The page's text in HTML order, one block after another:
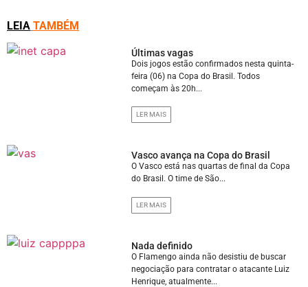
LEIA TAMBÉM
Últimas vagas
Dois jogos estão confirmados nesta quinta-
feira (06) na Copa do Brasil. Todos
começam às 20h...
LER MAIS
Vasco avança na Copa do Brasil
O Vasco está nas quartas de final da Copa
do Brasil. O time de São...
LER MAIS
Nada definido
O Flamengo ainda não desistiu de buscar
negociação para contratar o atacante Luiz
Henrique, atualmente...